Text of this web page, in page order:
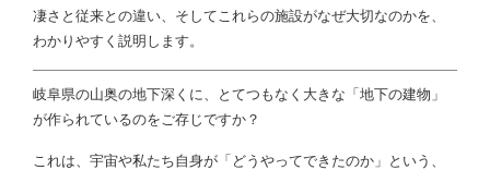
凄さと従来との違い、そしてこれらの施設がなぜ大切なのかを、
わかりやすく説明します。
岐阜県の山奥の地下深くに、とてつもなく大きな「地下の建物」
が作られているのをご存じですか？
これは、宇宙や私たち自身が「どうやってできたのか」という、